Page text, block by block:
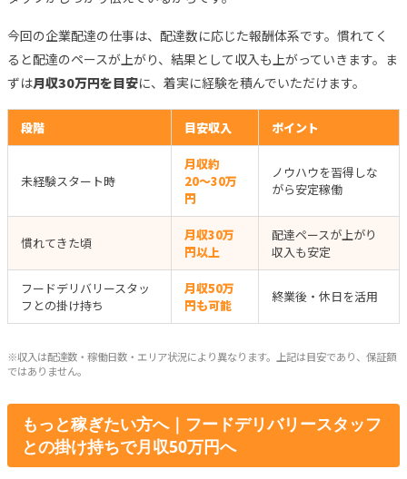
今回の企業配達の仕事は、配達数に応じた報酬体系です。慣れてく
ると配達のペースが上がり、結果として収入も上がっていきます。ま
ずは月収30万円を目安に、着実に経験を積んでいただけます。
段階 目安収入 ポイント
未経験スタート時
月収約
20〜30万
円
ノウハウを習得しな
がら安定稼働
慣れてきた頃
月収30万
円以上
配達ペースが上がり
収入も安定
フードデリバリースタッ
フとの掛け持ち
月収50万
円も可能
終業後・休日を活用
※収入は配達数・稼働日数・エリア状況により異なります。上記は目安であり、保証額
ではありません。
もっと稼ぎたい方へ｜フードデリバリースタッフ
との掛け持ちで月収50万円へ